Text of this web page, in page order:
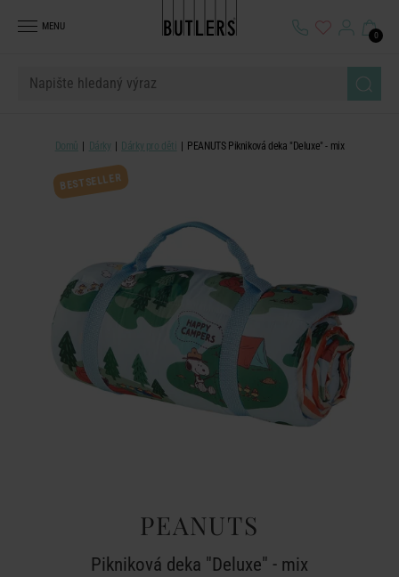
MENU
0
Domů Dárky Dárky pro děti PEANUTS Pikniková deka "Deluxe" - mix
BESTSELLER
PEANUTS
Pikniková deka "Deluxe" - mix